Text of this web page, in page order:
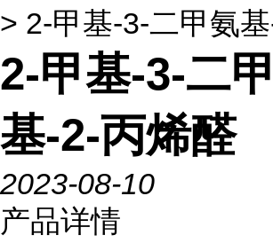
> 2-甲基-3-二甲氨
2-甲基-3-二
基-2-丙烯醛
2023-08-10
产品详情